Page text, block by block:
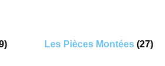
Les Pièces Montées (27)